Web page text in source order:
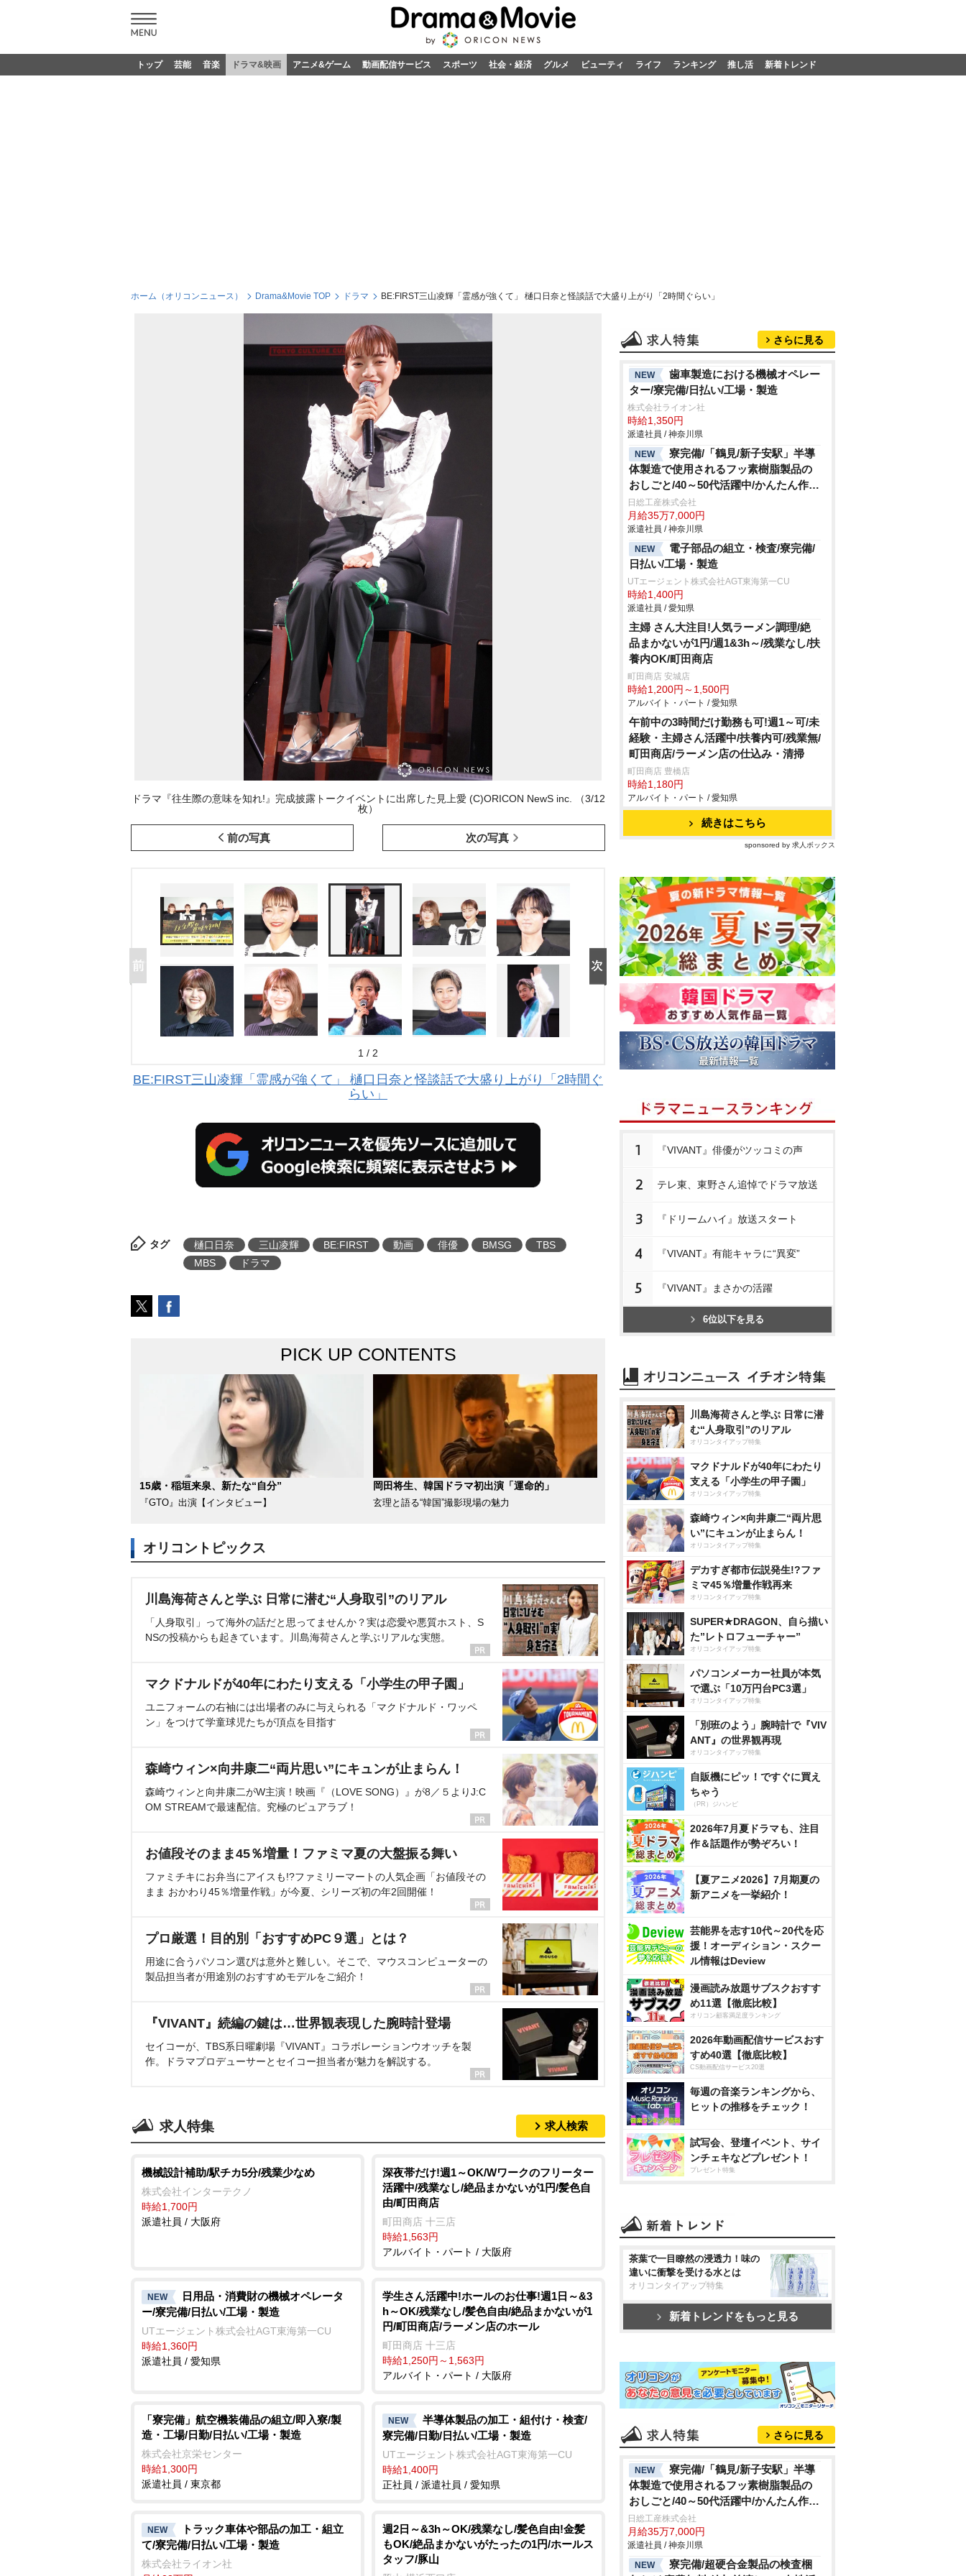
トップ 芸能 音楽 ドラマ&映画 アニメ&ゲーム 動画配信サービス スポーツ 社会・経済 グルメ ビューティ ライフ ランキング 推し活 新着トレンド
ホーム（オリコンニュース） Drama&Movie TOP ドラマ BE:FIRST三山凌輝「霊感が強くて」 樋口日奈と怪談話で大盛り上がり「2時間ぐらい」
ドラマ『往生際の意味を知れ!』完成披露トークイベントに出席した見上愛 (C)ORICON NewS inc. （3/12
枚）
前の写真 次の写真
1 / 2
BE:FIRST三山凌輝「霊感が強くて」 樋口日奈と怪談話で大盛り上がり「2時間ぐ
らい」
タグ 樋口日奈 三山凌輝 BE:FIRST 動画 俳優 BMSG
TBS
MBS
ドラマ
PICK UP CONTENTS
15歳・稲垣来泉、新たな“自分”
『GTO』出演【インタビュー】
岡田将生、韓国ドラマ初出演「運命的」
玄理と語る“韓国”撮影現場の魅力
オリコントピックス
川島海荷さんと学ぶ 日常に潜む“人身取引”のリアル
「人身取引」って海外の話だと思ってませんか？実は恋愛や悪質ホスト、S
NSの投稿からも起きています。川島海荷さんと学ぶリアルな実態。
マクドナルドが40年にわたり支える「小学生の甲子園」
ユニフォームの右袖には出場者のみに与えられる「マクドナルド・ワッペ
ン」をつけて学童球児たちが頂点を目指す
森崎ウィン×向井康二“両片思い”にキュンが止まらん！
森崎ウィンと向井康二がW主演！映画『（LOVE SONG）』が8／５よりJ:C
OM STREAMで最速配信。究極のピュアラブ！
お値段そのまま45％増量！ファミマ夏の大盤振る舞い
ファミチキにお弁当にアイスも!?ファミリーマートの人気企画「お値段その
まま おかわり45％増量作戦」が今夏、シリーズ初の年2回開催！
プロ厳選！目的別「おすすめPC９選」とは？
用途に合うパソコン選びは意外と難しい。そこで、マウスコンピューターの
製品担当者が用途別のおすすめモデルをご紹介！
『VIVANT』続編の鍵は…世界観表現した腕時計登場
セイコーが、TBS系日曜劇場『VIVANT』コラボレーションウオッチを製
作。ドラマプロデューサーとセイコー担当者が魅力を解説する。
求人特集 求人検索
機械設計補助/駅チカ5分/残業少なめ
株式会社インターテクノ
時給1,700円
派遣社員 / 大阪府
深夜帯だけ!週1～OK/Wワークのフリーター
活躍中/残業なし/絶品まかないが1円/髪色自
由/町田商店
町田商店 十三店
時給1,563円
アルバイト・パート / 大阪府
NEW
日用品・消費財の機械オペレータ
ー/寮完備/日払い/工場・製造
UTエージェント株式会社AGT東海第一CU
時給1,360円
派遣社員 / 愛知県
学生さん活躍中!ホールのお仕事!週1日～&3
h～OK/残業なし/髪色自由/絶品まかないが1
円/町田商店/ラーメン店のホール
町田商店 十三店
時給1,250円～1,563円
アルバイト・パート / 大阪府
「寮完備」航空機装備品の組立/即入寮/製
造・工場/日勤/日払い/工場・製造
株式会社京栄センター
時給1,300円
派遣社員 / 東京都
NEW
半導体製品の加工・組付け・検査/
寮完備/日勤/日払い/工場・製造
UTエージェント株式会社AGT東海第一CU
時給1,400円
正社員 / 派遣社員 / 愛知県
NEW
トラック車体や部品の加工・組立
て/寮完備/日払い/工場・製造
株式会社ライオン社
週2日～&3h～OK/残業なし/髪色自由!金髪
もOK/絶品まかないがたったの1円/ホールス
タッフ/豚山
さらに見る
NEW
歯車製造における機械オペレー
ター/寮完備/日払い/工場・製造
株式会社ライオン社
時給1,350円
派遣社員 / 神奈川県
NEW
寮完備/「鶴見/新子安駅」半導
体製造で使用されるフッ素樹脂製品の
おしごと/40～50代活躍中/かんたん作
業/給与前渡しOK
日総工産株式会社
月給35万7,000円
派遣社員 / 神奈川県
NEW
電子部品の組立・検査/寮完備/
日払い/工場・製造
UTエージェント株式会社AGT東海第一CU
時給1,400円
派遣社員 / 愛知県
主婦 さん大注目!人気ラーメン調理/絶
品まかないが1円/週1&3h～/残業なし/扶
養内OK/町田商店
町田商店 安城店
時給1,200円～1,500円
アルバイト・パート / 愛知県
午前中の3時間だけ勤務も可!週1～可/未
経験・主婦さん活躍中/扶養内可/残業無/
町田商店/ラーメン店の仕込み・清掃
町田商店 豊橋店
時給1,180円
アルバイト・パート / 愛知県
続きはこちら
sponsored by 求人ボックス
1 『VIVANT』俳優がツッコミの声
2 テレ東、東野さん追悼でドラマ放送
3 『ドリームハイ』放送スタート
4 『VIVANT』有能キャラに“異変”
5 『VIVANT』まさかの活躍
6位以下を見る
川島海荷さんと学ぶ 日常に潜
む“人身取引”のリアル
オリコンタイアップ特集
マクドナルドが40年にわたり
支える「小学生の甲子園」
オリコンタイアップ特集
森崎ウィン×向井康二“両片思
い”にキュンが止まらん！
オリコンタイアップ特集
デカすぎ都市伝説発生!?ファ
ミマ45％増量作戦再来
オリコンタイアップ特集
SUPER★DRAGON、自ら描い
た”レトロフューチャー”
オリコンタイアップ特集
パソコンメーカー社員が本気
で選ぶ「10万円台PC3選」
オリコンタイアップ特集
「別班のよう」腕時計で『VIV
ANT』の世界観再現
オリコンタイアップ特集
自販機にピッ！ですぐに買え
ちゃう
（PR）ジハンピ
2026年7月夏ドラマも、注目
作＆話題作が勢ぞろい！
【夏アニメ2026】7月期夏の
新アニメを一挙紹介！
芸能界を志す10代～20代を応
援！オーディション・スクー
ル情報はDeview
漫画読み放題サブスクおすす
め11選【徹底比較】
オリコン顧客満足度ランキング
2026年動画配信サービスおす
すめ40選【徹底比較】
CS動画配信サービス20選
毎週の音楽ランキングから、
ヒットの推移をチェック！
試写会、登壇イベント、サイ
ンチェキなどプレゼント！
プレゼント特集
茶葉で一目瞭然の浸透力！味の
違いに衝撃を受ける水とは
オリコンタイアップ特集
新着トレンドをもっと見る
さらに見る
NEW
寮完備/「鶴見/新子安駅」半導
体製造で使用されるフッ素樹脂製品の
おしごと/40～50代活躍中/かんたん作
業/給与前渡しOK
日総工産株式会社
月給35万7,000円
派遣社員 / 神奈川県
NEW
寮完備/超硬合金製品の検査梱